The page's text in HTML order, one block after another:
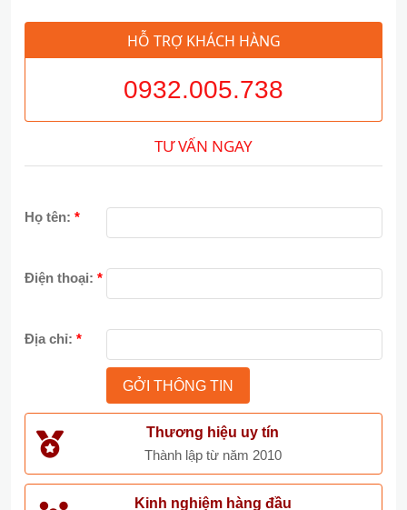
HỖ TRỢ KHÁCH HÀNG
0932.005.738
TƯ VẤN NGAY
Họ tên: *
Điện thoại: *
Địa chỉ: *
Thương hiệu uy tín
Thành lập từ năm 2010
Kinh nghiệm hàng đầu